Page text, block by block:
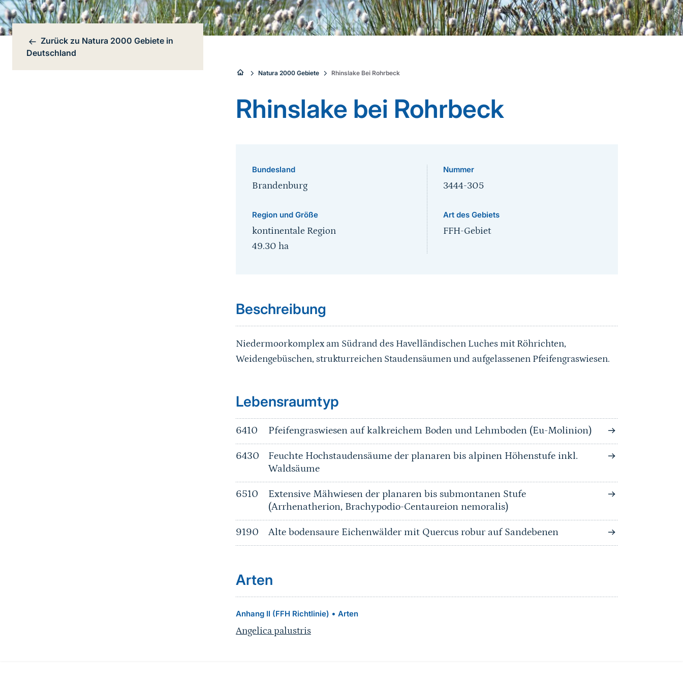
Bereichsnavigation
Zurück zu Natura 2000 Gebiete in
Deutschland
Sie
sind
hier:
Natura 2000 Gebiete Rhinslake Bei Rohrbeck
Rhinslake bei Rohrbeck
Bundesland
Brandenburg
Region und Größe
kontinentale Region
49.30 ha
Nummer
3444-305
Art des Gebiets
FFH-Gebiet
Beschreibung
Niedermoorkomplex am Südrand des Havelländischen Luches mit Röhrichten,
Weidengebüschen, strukturreichen Staudensäumen und aufgelassenen Pfeifengraswiesen.
Sprungmarke
Lebensraumtyp
6410 Pfeifengraswiesen auf kalkreichem Boden und Lehmboden (Eu-Molinion)
6430
Feuchte Hochstaudensäume der planaren bis alpinen Höhenstufe inkl.
Waldsäume
6510
Extensive Mähwiesen der planaren bis submontanen Stufe
(Arrhenatherion, Brachypodio-Centaureion nemoralis)
9190 Alte bodensaure Eichenwälder mit Quercus robur auf Sandebenen
Arten
Anhang II (FFH Richtlinie) • Arten
Angelica palustris